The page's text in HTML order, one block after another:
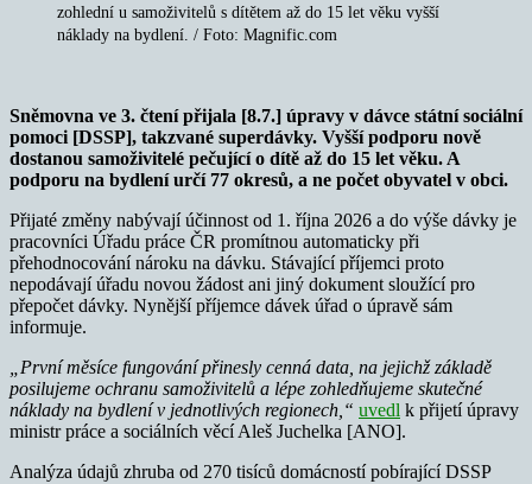
zohlední u samoživitelů s dítětem až do 15 let věku vyšší
náklady na bydlení. / Foto: Magnific.com
Sněmovna ve 3. čtení přijala [8.7.] úpravy v dávce státní sociální
pomoci [DSSP], takzvané superdávky. Vyšší podporu nově
dostanou samoživitelé pečující o dítě až do 15 let věku. A
podporu na bydlení určí 77 okresů, a ne počet obyvatel v obci.
Přijaté změny nabývají účinnost od 1. října 2026 a do výše dávky je
pracovníci Úřadu práce ČR promítnou automaticky při
přehodnocování nároku na dávku. Stávající příjemci proto
nepodávají úřadu novou žádost ani jiný dokument sloužící pro
přepočet dávky. Nynější příjemce dávek úřad o úpravě sám
informuje.
„První měsíce fungování přinesly cenná data, na jejichž základě
posilujeme ochranu samoživitelů a lépe zohledňujeme skutečné
náklady na bydlení v jednotlivých regionech,“ uvedl k přijetí úpravy
ministr práce a sociálních věcí Aleš Juchelka [ANO].
Analýza údajů zhruba od 270 tisíců domácností pobírající DSSP